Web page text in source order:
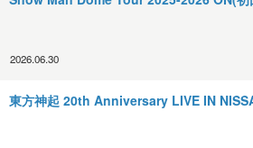
2026.06.30
東方神起 20th Anniversary LIVE IN